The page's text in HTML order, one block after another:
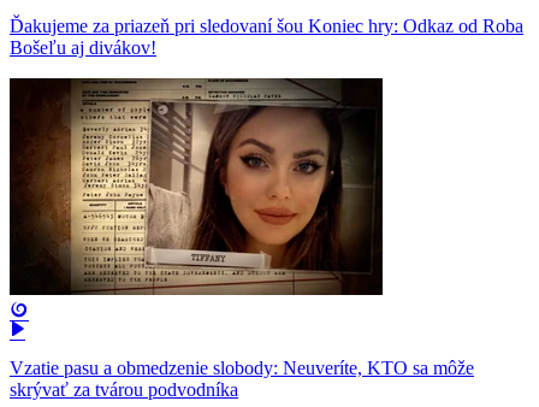
Ďakujeme za priazeň pri sledovaní šou Koniec hry: Odkaz od Roba
Bošeľu aj divákov!
Vzatie pasu a obmedzenie slobody: Neuveríte, KTO sa môže
skrývať za tvárou podvodníka